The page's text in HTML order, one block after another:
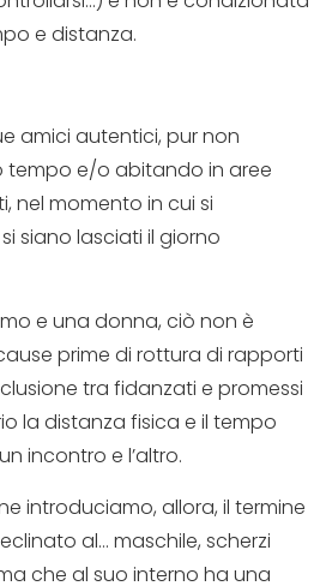
e distanza.
amici autentici, pur non
tempo e/o abitando in aree
nel momento in cui si
siano lasciati il giorno
e una donna, ciò non è
prime di rottura di rapporti
tra fidanzati e promessi
la distanza fisica e il tempo
incontro e l’altro.
introduciamo, allora, il termine
al… maschile, scherzi
che al suo interno ha una